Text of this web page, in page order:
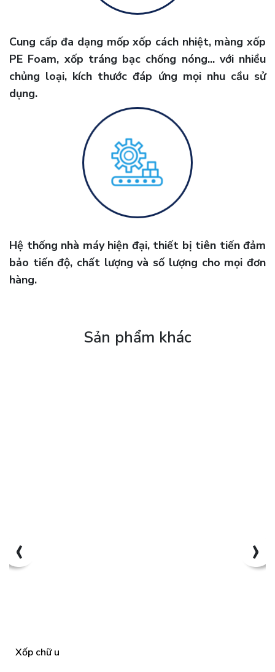
Cung cấp đa dạng mốp xốp cách nhiệt, màng xốp
PE Foam, xốp tráng bạc chống nóng... với nhiều
chủng loại, kích thước đáp ứng mọi nhu cầu sử
dụng.
Hệ thống nhà máy hiện đại, thiết bị tiên tiến đảm
bảo tiến độ, chất lượng và số lượng cho mọi đơn
hàng.
Sản phẩm khác
Xốp chữ u
‹ ›